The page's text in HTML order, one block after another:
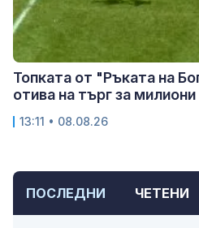
ПОСЛЕДНИ ЧЕТЕНИ
Топката от "Ръката на
отива на търг за милиони
13:11 • 08.08.26